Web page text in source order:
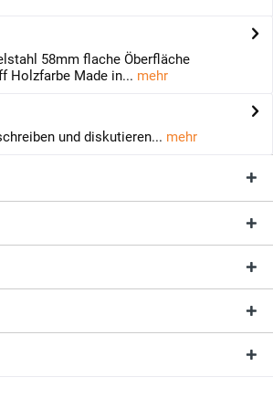
58mm flache Öberfläche
Holzfarbe Made in... mehr
und diskutieren... mehr